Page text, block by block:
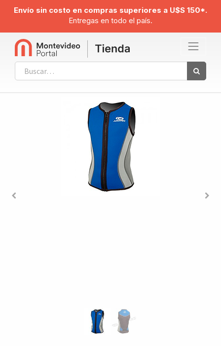
Envío sin costo en compras superiores a U$S 150*.
Entregas en todo el país.